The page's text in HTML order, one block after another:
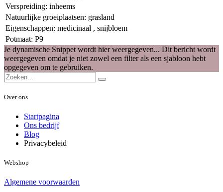
Verspreiding: inheems
Natuurlijke groeiplaatsen: grasland
Eigenschappen: medicinaal , snijbloem
Potmaat: P9
Je dynamische Snippet wordt hier weergegeven... Dit bericht wordt
weergegeven omdat je niet zowel een filter als een sjabloon hebt
opgegeven om te gebruiken.
Over ons
Startpagina
Ons bedrijf
Blog
Privacybeleid
Webshop
Algemene voorwaarden